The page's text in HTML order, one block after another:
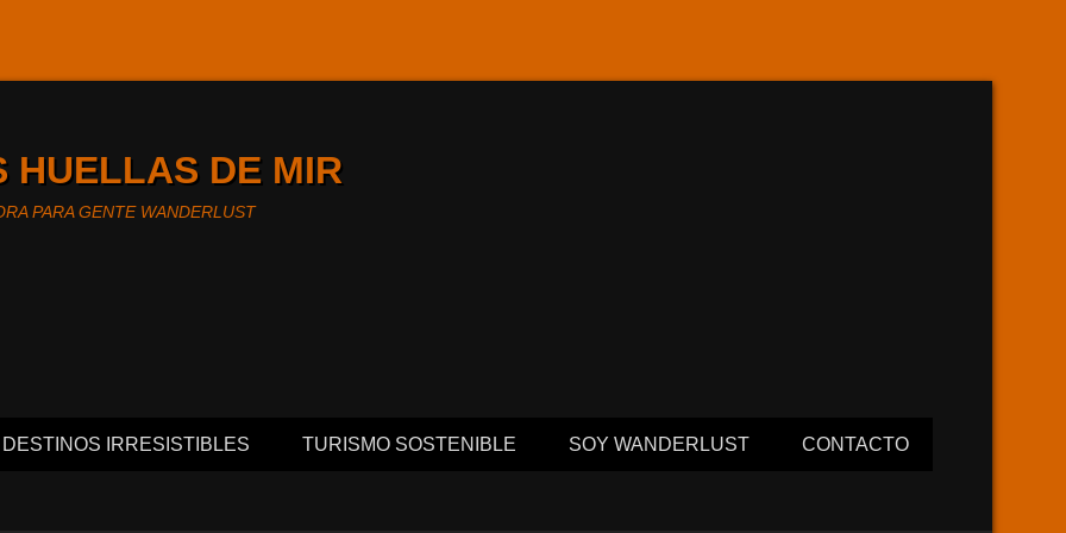
HUELLAS DE MIR
PARA GENTE WANDERLUST
DESTINOS IRRESISTIBLES TURISMO SOSTENIBLE SOY WANDERLUST CONTACTO